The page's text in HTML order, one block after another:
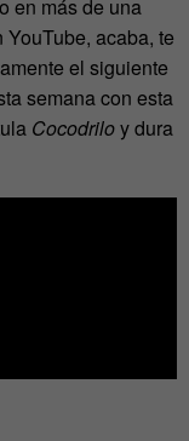
en más de una
acaba, te
el siguiente
semana con esta
Cocodriloy dura